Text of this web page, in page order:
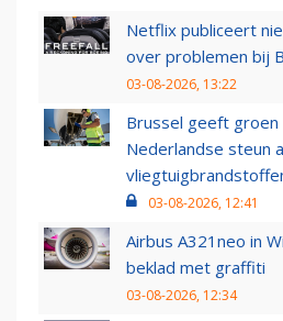
Netflix publiceert
over problemen bij
03-08-2026, 13:22
Brussel geeft groen
Nederlandse steun
03-08-2026, 12:41
Airbus A321neo in
beklad met graffiti
03-08-2026, 12:34